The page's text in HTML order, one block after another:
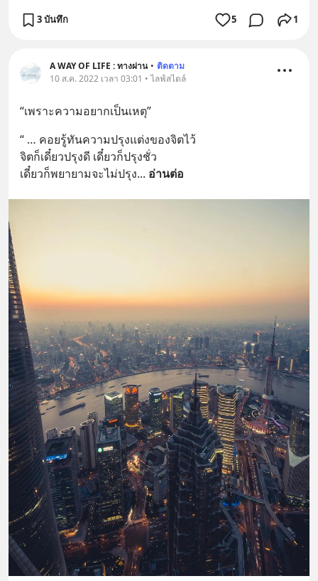
3 บันทึก 5 1
A WAY OF LIFE : ทางผ่าน • ติดตาม
10 ส.ค. 2022 เวลา 03:01 • ไลฟ์สไตล์
“เพราะความอยากเป็นเหตุ”
“ … คอยรู้ทันความปรุงแต่งของจิตไว้
จิตก็เดี๋ยวปรุงดี เดี๋ยวก็ปรุงชั่ว
เดี๋ยวก็พยายามจะไม่ปรุง... อ่านต่อ